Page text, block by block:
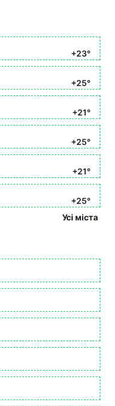
+23°
+25°
+21°
+25°
+21°
+25°
Усі міста